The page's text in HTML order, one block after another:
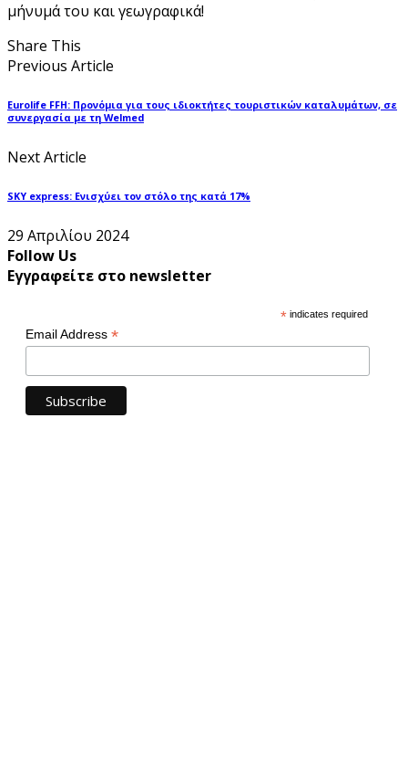
μήνυμά του και γεωγραφικά!
Share This
Previous Article
Eurolife FFH: Προνόμια για τους ιδιοκτήτες τουριστικών καταλυμάτων, σε
συνεργασία με τη Welmed
Next Article
SKY express: Ενισχύει τον στόλο της κατά 17%
29 Απριλίου 2024
Follow Us
Εγγραφείτε στο newsletter
* indicates required
Email Address *